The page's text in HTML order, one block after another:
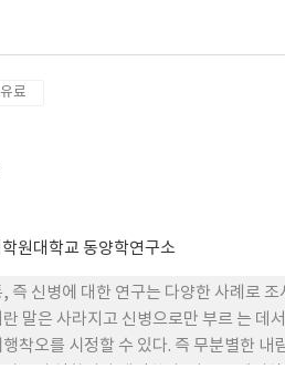
과 의례의 재결합, 공 동체 관계 회복, 생
료
원대학교 동양학연구소
신병에 대한 연구는 다양한 사례로 조
말은 사라지고 신병으로만 부르 는 데
착오를 시정할 수 있다. 즉 무분별한 내